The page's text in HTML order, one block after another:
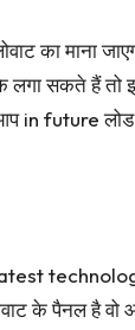
का माना
सकते हैं तो
in future लोड
के पैनल है वो